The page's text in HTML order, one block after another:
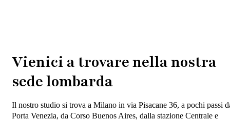
Vienici a trovare nella nostra
sede lombarda
Il nostro studio si trova a Milano in via Pisacane 36, a pochi passi
Porta Venezia, da Corso Buenos Aires, dalla stazione Centrale e